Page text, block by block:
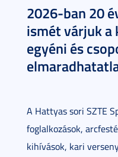
2026-ban 20
ismét várjuk a
egyéni és
A Hattyas sori SZTE
foglalkozások,
kihívások, kari